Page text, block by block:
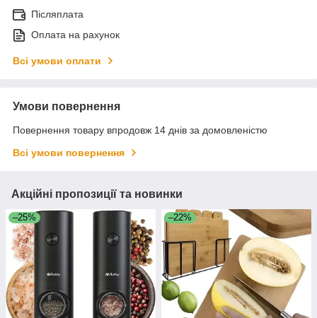
Післяплата
Оплата на рахунок
Всі умови оплати
Умови повернення
Повернення товару впродовж 14 днів за домовленістю
Всі умови повернення
Акційні пропозиції та новинки
–25% –22%